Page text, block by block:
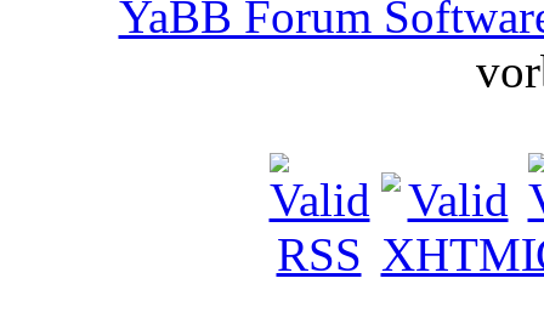
YaBB Forum